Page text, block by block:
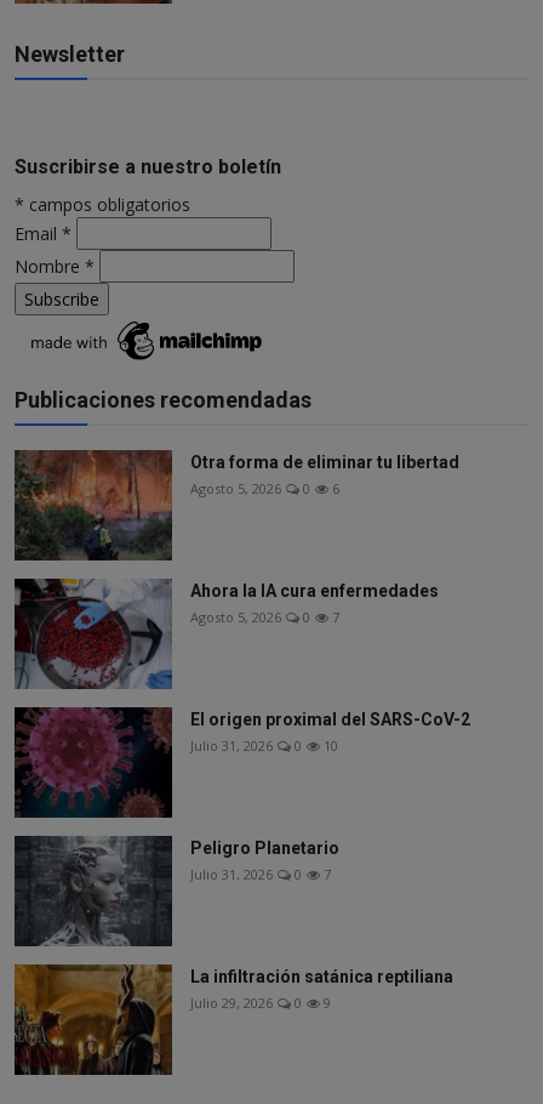
Newsletter
Suscribirse a nuestro boletín
* campos obligatorios
Email *
Nombre *
Publicaciones recomendadas
Otra forma de eliminar tu libertad
Agosto 5, 2026 0 6
Ahora la IA cura enfermedades
Agosto 5, 2026 0 7
El origen proximal del SARS-CoV-2
Julio 31, 2026 0 10
Peligro Planetario
Julio 31, 2026 0 7
La infiltración satánica reptiliana
Julio 29, 2026 0 9